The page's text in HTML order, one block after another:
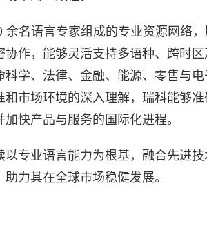
余名语言专家组成的专业资源网络
协作，能够灵活支持多语种、跨时
学、法律、金融、能源、零售与
市场环境的深入理解，瑞科能够
快产品与服务的国际化进程。
专业语言能力为根基，融合先进
力其在全球市场稳健发展。